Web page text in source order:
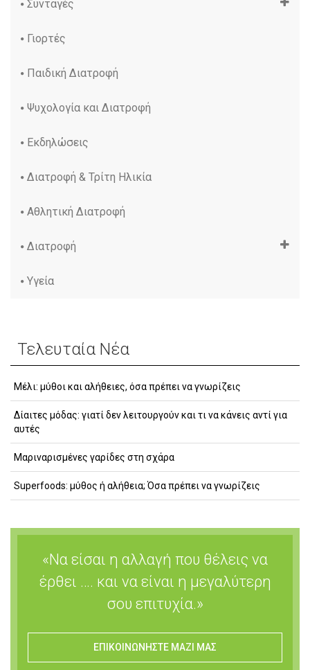
Συνταγές
Γιορτές
Παιδική Διατροφή
Ψυχολογία και Διατροφή
Εκδηλώσεις
Διατροφή & Τρίτη Ηλικία
Αθλητική Διατροφή
Διατροφή
Υγεία
Τελευταία Νέα
Μέλι: μύθοι και αλήθειες, όσα πρέπει να γνωρίζεις
Δίαιτες μόδας: γιατί δεν λειτουργούν και τι να κάνεις αντί για
αυτές
Μαριναρισμένες γαρίδες στη σχάρα
Superfoods: μύθος ή αλήθεια; Όσα πρέπει να γνωρίζεις
«Να είσαι η αλλαγή που θέλεις να
έρθει …. και να είναι η μεγαλύτερη
σου επιτυχία.»
ΕΠΙΚΟΙΝΩΝΗΣΤΕ ΜΑΖΙ ΜΑΣ